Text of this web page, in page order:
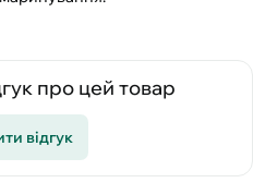
про цей товар
відгук